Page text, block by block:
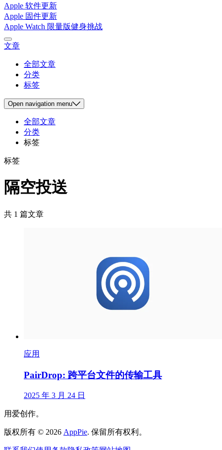
Apple 软件更新
Apple 固件更新
Apple Watch 限量版健身挑战
文章
全部文章
分类
标签
Open navigation menu
全部文章
分类
标签
标签
隔空投送
共 1 篇文章
应用
PairDrop: 跨平台文件的传输工具
2025 年 3 月 24 日
用爱创作。
版权所有 © 2026 AppPie. 保留所有权利。